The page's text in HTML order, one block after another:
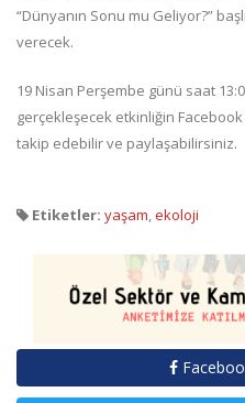
“Dünyanın Sonu mu Geliyor?”
verecek.
19 Nisan Perşembe günü saat
gerçekleşecek etkinliğin
takip edebilir ve paylaşabilirsiniz.
Etiketler: yaşam,ekoloji